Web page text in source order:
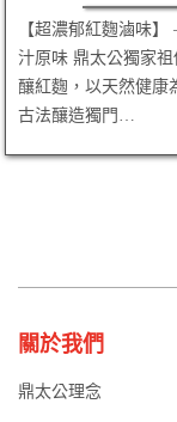
【超濃郁紅麴滷味】
汁原味 鼎太公獨家
釀紅麴，以天然健康
古法釀造獨門…
關於我們
鼎太公理念